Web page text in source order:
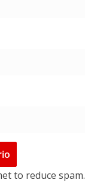
to reduce spam.